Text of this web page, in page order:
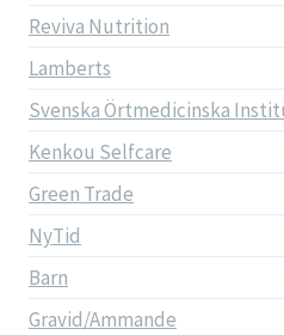
Reviva Nutrition
Lamberts
Svenska Örtmedicinska
Kenkou Selfcare
Green Trade
NyTid
Barn
Gravid/Ammande